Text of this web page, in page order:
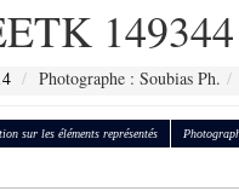
149344
Photographe : Soubias Ph.
sur les éléments représentés